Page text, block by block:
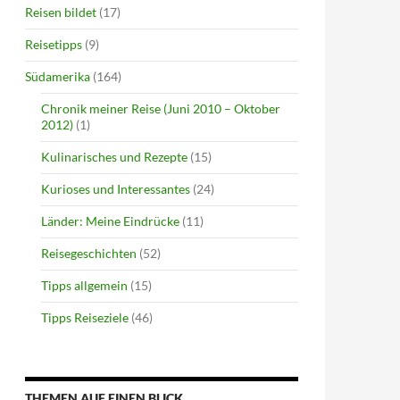
Reisen bildet (17)
Reisetipps (9)
Südamerika (164)
Chronik meiner Reise (Juni 2010 – Oktober
2012) (1)
Kulinarisches und Rezepte (15)
Kurioses und Interessantes (24)
Länder: Meine Eindrücke (11)
Reisegeschichten (52)
Tipps allgemein (15)
Tipps Reiseziele (46)